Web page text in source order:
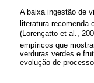
A baixa ingestão de
literatura
(Lorençatto et al.,
empíricos que
verduras verdes e
evolução de